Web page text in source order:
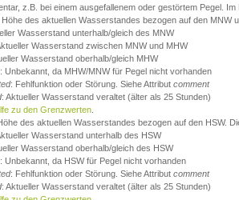
z.B. bei einem ausgefallenem oder gestörtem Pegel. Im
Höhe des aktuellen Wasserstandes bezogen auf den MNW
Wasserstand unterhalb/gleich des MNW
Wasserstand zwischen MNW und MHW
Wasserstand oberhalb/gleich MHW
: Unbekannt, da MHW/MNW für Pegel nicht vorhanden
: Fehlfunktion oder Störung. Siehe Attribut comment
: Aktueller Wasserstand veraltet (älter als 25 Stunden)
zu den Grenzwerten
des aktuellen Wasserstandes bezogen auf den HSW.
Wasserstand unterhalb des HSW
Wasserstand oberhalb/gleich des HSW
: Unbekannt, da HSW für Pegel nicht vorhanden
: Fehlfunktion oder Störung. Siehe Attribut comment
: Aktueller Wasserstand veraltet (älter als 25 Stunden)